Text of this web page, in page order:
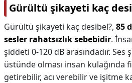
Gürültü şikayeti kaç
Gürültü şikayeti kaç desibel?, 85
sesler rahatsızlık sebebidir.
şiddeti 0-120 dB arasındadır.
üstünde olması insan kulağında
getirebilir, acı verebilir ve işitme